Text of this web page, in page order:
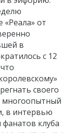
«Реала» от
в
с 12
своего
многоопытный
в интервью
фанатов клуба